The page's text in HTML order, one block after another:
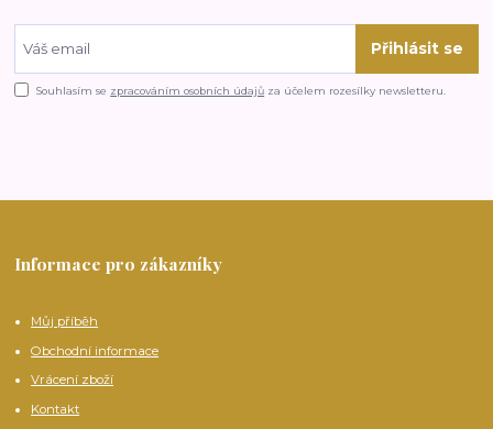
Přihlásit se
Souhlasím se zpracováním osobních údajů za účelem rozesílky newsletteru.
Informace pro zákazníky
Můj příběh
Obchodní informace
Vrácení zboží
Kontakt